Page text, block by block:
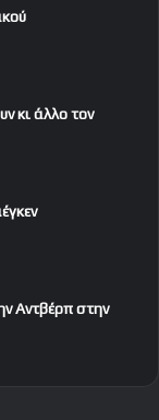
κι άλλο τον
Αντβέρπ στην